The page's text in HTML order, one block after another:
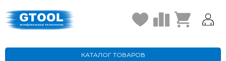
КАТАЛОГ ТОВАРОВ